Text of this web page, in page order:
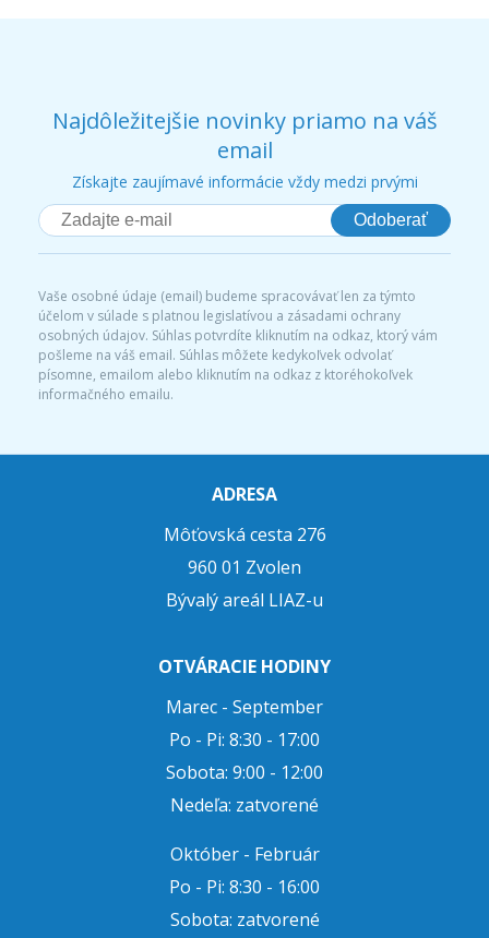
Najdôležitejšie novinky priamo na váš
email
Získajte zaujímavé informácie vždy medzi prvými
Odoberať
Vaše osobné údaje (email) budeme spracovávať len za týmto
účelom v súlade s platnou legislatívou a zásadami ochrany
osobných údajov. Súhlas potvrdíte kliknutím na odkaz, ktorý vám
pošleme na váš email. Súhlas môžete kedykoľvek odvolať
písomne, emailom alebo kliknutím na odkaz z ktoréhokoľvek
informačného emailu.
ADRESA
Môťovská cesta 276
960 01 Zvolen
Bývalý areál LIAZ-u
OTVÁRACIE HODINY
Marec - September
Po - Pi: 8:30 - 17:00
Sobota: 9:00 - 12:00
Nedeľa: zatvorené
Október - Február
Po - Pi: 8:30 - 16:00
Sobota: zatvorené